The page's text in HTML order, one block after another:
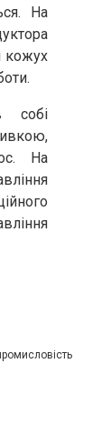
На
кожух
собі
На